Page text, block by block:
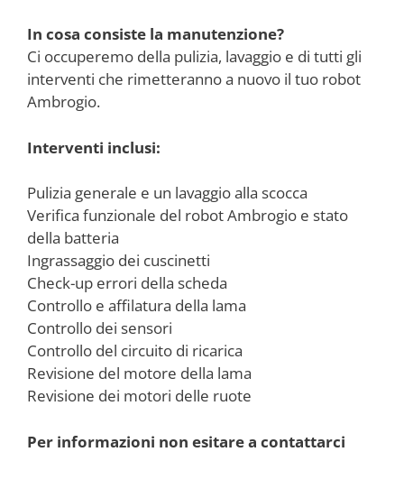
In cosa consiste la manutenzione?
Ci occuperemo della pulizia, lavaggio e di tutti gli
interventi che rimetteranno a nuovo il tuo robot
Ambrogio.
Interventi inclusi:
Pulizia generale e un lavaggio alla scocca
Verifica funzionale del robot Ambrogio e stato
della batteria
Ingrassaggio dei cuscinetti
Check-up errori della scheda
Controllo e affilatura della lama
Controllo dei sensori
Controllo del circuito di ricarica
Revisione del motore della lama
Revisione dei motori delle ruote
Per informazioni non esitare a contattarci